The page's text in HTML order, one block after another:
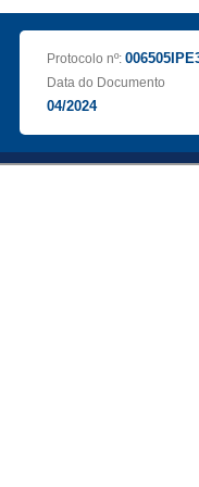
Protocolo nº:
Data do Documento
04/2024